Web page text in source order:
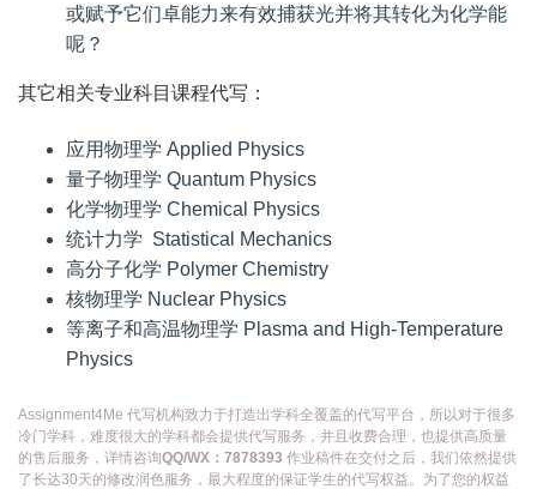
或赋予它们卓能力来有效捕获光并将其转化为化学能
呢？
其它相关专业科目课程代写：
应用物理学 Applied Physics
量子物理学 Quantum Physics
化学物理学 Chemical Physics
统计力学 Statistical Mechanics
高分子化学 Polymer Chemistry
核物理学 Nuclear Physics
等离子和高温物理学 Plasma and High-Temperature
Physics
Assignment4Me 代写机构致力于打造出学科全覆盖的代写平台，所以对于很多
冷门学科，难度很大的学科都会提供代写服务，并且收费合理，也提供高质量
的售后服务，详情咨询QQ/WX：7878393 作业稿件在交付之后，我们依然提供
了长达30天的修改润色服务，最大程度的保证学生的代写权益。为了您的权益